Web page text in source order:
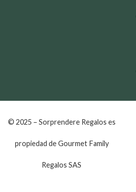
© 2025 – Sorprendere Regalos es
propiedad de Gourmet Family
Regalos SAS